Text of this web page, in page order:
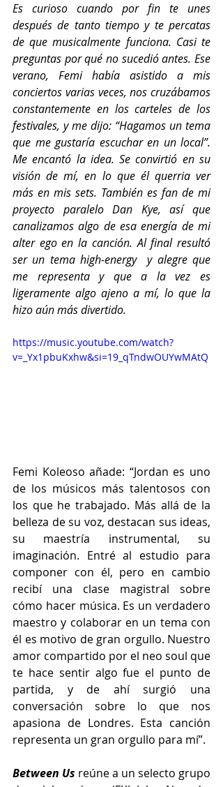
Es curioso cuando por fin te unes
después de tanto tiempo y te percatas
de que musicalmente funciona. Casi te
preguntas por qué no sucedió antes. Ese
verano, Femi había asistido a mis
conciertos varias veces, nos cruzábamos
constantemente en los carteles de los
festivales, y me dijo: “Hagamos un tema
que me gustaría escuchar en un local”.
Me encantó la idea. Se convirtió en su
visión de mí, en lo que él querria ver
más en mis sets. También es fan de mi
proyecto paralelo Dan Kye, así que
canalizamos algo de esa energía de mi
alter ego en la canción. Al final resultó
ser un tema high-energy  y alegre que
me representa y que a la vez es
ligeramente algo ajeno a mí, lo que la
hizo aún más divertido.
https://music.youtube.com/watch?
v=_Yx1pbuKxhw&si=19_qTndwOUYwMAtQ
Femi Koleoso añade: “Jordan es uno
de los músicos más talentosos con
los que he trabajado. Más allá de la
belleza de su voz, destacan sus ideas,
su maestría instrumental, su
imaginación. Entré al estudio para
componer con él, pero en cambio
recibí una clase magistral sobre
cómo hacer música. Es un verdadero
maestro y colaborar en un tema con
él es motivo de gran orgullo. Nuestro
amor compartido por el neo soul que
te hace sentir algo fue el punto de
partida, y de ahí surgió una
conversación sobre lo que nos
apasiona de Londres. Esta canción
representa un gran orgullo para mí”.
Between Us reúne a un selecto grupo